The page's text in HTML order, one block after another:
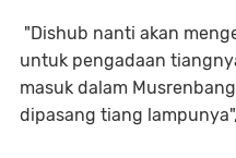
"Dishub nanti akan
untuk pengadaan
masuk dalam
dipasang tiang